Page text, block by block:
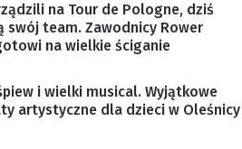
na Tour de Pologne, dziś
swój team. Zawodnicy Rower
na wielkie ściganie
i wielki musical. Wyjątkowe
artystyczne dla dzieci w Oleśnicy